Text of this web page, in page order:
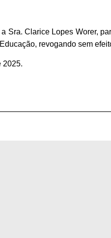
a Sra. Clarice Lopes Worer,
Educação, revogando sem
2025.